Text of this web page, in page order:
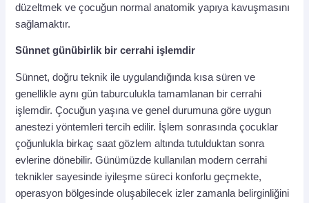
düzeltmek ve çocuğun normal anatomik yapıya kavuşmasını
sağlamaktır.
Sünnet günübirlik bir cerrahi işlemdir
Sünnet, doğru teknik ile uygulandığında kısa süren ve
genellikle aynı gün taburculukla tamamlanan bir cerrahi
işlemdir. Çocuğun yaşına ve genel durumuna göre uygun
anestezi yöntemleri tercih edilir. İşlem sonrasında çocuklar
çoğunlukla birkaç saat gözlem altında tutulduktan sonra
evlerine dönebilir. Günümüzde kullanılan modern cerrahi
teknikler sayesinde iyileşme süreci konforlu geçmekte,
operasyon bölgesinde oluşabilecek izler zamanla belirginliğini